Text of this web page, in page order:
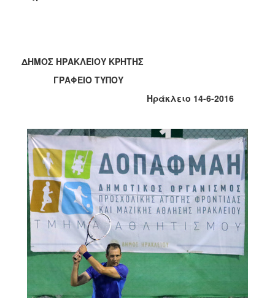
2018
2017
2013
2012
2011
2010
2006
ΕΠΙΣΚΕΠΤΗΣ
ΔΗΜΟΣ ΗΡΑΚΛΕΙΟΥ ΚΡΗΤΗΣ
ΓΡΑΦΕΙΟ ΤΥΠΟΥ
Ηράκλειο 14-6-2016